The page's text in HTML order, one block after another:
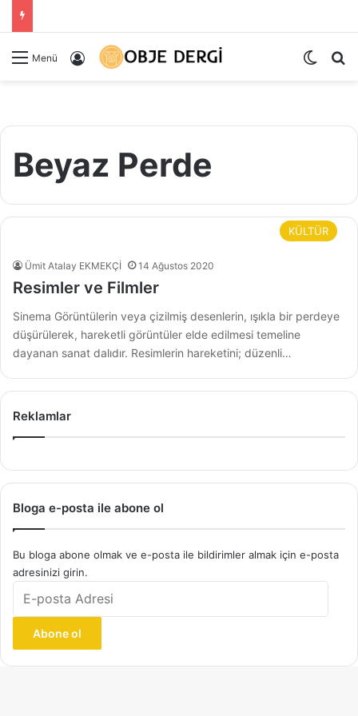
Menü Kayıt Ol Dış
Beyaz Perde
KÜLTÜR
Ümit Atalay EKMEKÇİ 14 Ağustos 2020
Resimler ve Filmler
Sinema Görüntülerin veya çizilmiş desenlerin, ışıkla bir perdeye
düşürülerek, hareketli görüntüler elde edilmesi temeline
dayanan sanat dalıdır. Resimlerin hareketini; düzenli…
Reklamlar
Bloga e-posta ile abone ol
Bu bloga abone olmak ve e-posta ile bildirimler almak için e-posta
adresinizi girin.
posta
Abone ol